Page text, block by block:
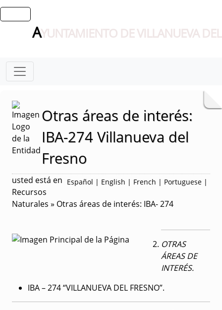
AYUNTAMIENTO DE VILLANUEVA
Otras áreas de interés:
IBA-274 Villanueva del
Fresno
Español | English | French | Portuguese |
usted está en
Recursos
Naturales » Otras áreas de interés: IBA- 274
OTRAS
ÁREAS DE
INTERÉS.
IBA – 274 “VILLANUEVA DEL FRESNO”.